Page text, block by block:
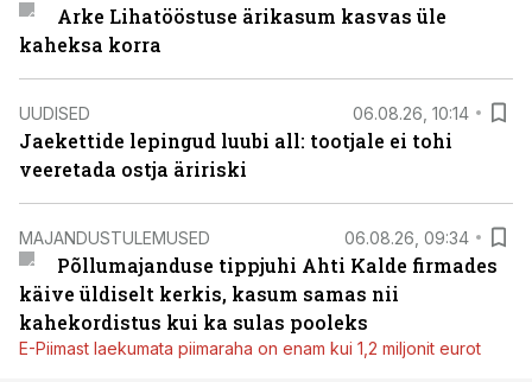
Arke Lihatööstuse ärikasum kasvas üle
kaheksa korra
UUDISED 06.08.26, 10:14
Jaekettide lepingud luubi all: tootjale ei tohi
veeretada ostja äririski
MAJANDUSTULEMUSED 06.08.26, 09:34
Põllumajanduse tippjuhi Ahti Kalde firmades
käive üldiselt kerkis, kasum samas nii
kahekordistus kui ka sulas pooleks
E-Piimast laekumata piimaraha on enam kui 1,2 miljonit eurot